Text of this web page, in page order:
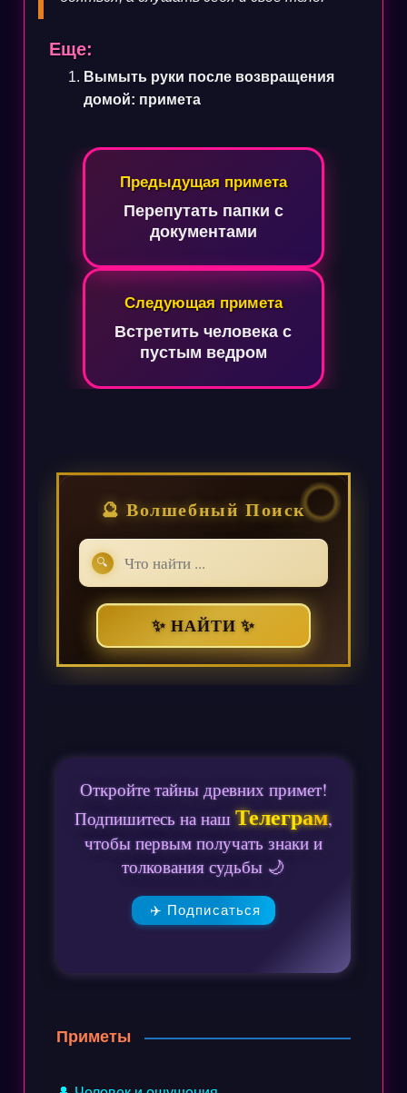
Еще:
Вымыть руки после возвращения
домой: примета
Навигация
записям
Предыдущая примета
Перепутать папки с
документами
Следующая примета
Встретить человека с
пустым ведром
🔮 Волшебный Поиск
🔍
✨ НАЙТИ ✨
Откройте тайны древних примет!
Подпишитесь на нашТелеграм,
чтобы первым получать знаки и
толкования судьбы 🌙
✈️ Подписаться
Приметы